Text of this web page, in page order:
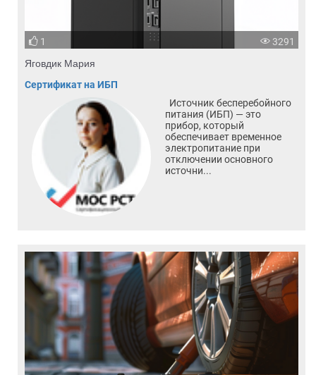
1 3291
Яговдик Мария
Сертификат на ИБП
Источник бесперебойного
питания (ИБП) — это
прибор, который
обеспечивает временное
электропитание при
отключении основного
источни...